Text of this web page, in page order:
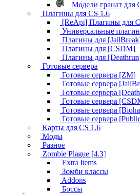
Модели гранат для
Плагины для CS 1.6
[ReApi] Плагины для
Универсальные
Плагины для
Плагины для [CSDM]
Плагины для
Готовые сервера
Готовые сервера [ZM]
Готовые сервера
Готовые сервера
Готовые сервера
Готовые сервера
Готовые сервера
Карты для CS 1.6
Моды
Разное
Zombie Plague [4.3]
Extra items
Зомби классы
Addons
Боссы